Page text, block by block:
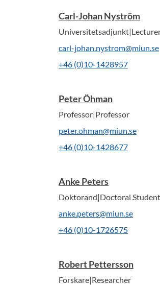
Carl-Johan Nyström
carl-johan.nystrom@miun.se
+46 (0)10-1428957
Peter Öhman
Professor|Professor
peter.ohman@miun.se
+46 (0)10-1428677
Anke Peters
Doktorand|Doctoral Student
anke.peters@miun.se
+46 (0)10-1726575
Robert Pettersson
Forskare|Researcher